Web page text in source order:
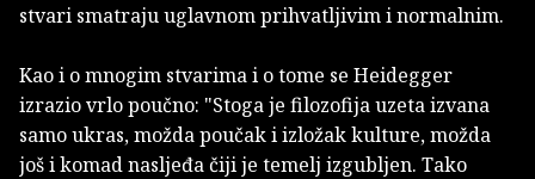
stvari smatraju uglavnom prihvatljivim i normalnim.
Kao i o mnogim stvarima i o tome se Heidegger
izrazio vrlo poučno: "Stoga je filozofija uzeta izvana
samo ukras, možda poučak i izložak kulture, možda
još i komad nasljeđa čiji je temelj izgubljen. Tako